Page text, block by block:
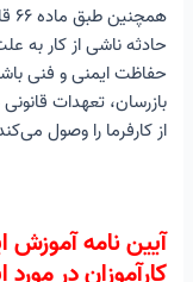
حادثه ناشی از کار به
حفاظت ایمنی و فنی
بازرسان، تعهدات
از کارفرما را وصول
آیین نامه آموزش